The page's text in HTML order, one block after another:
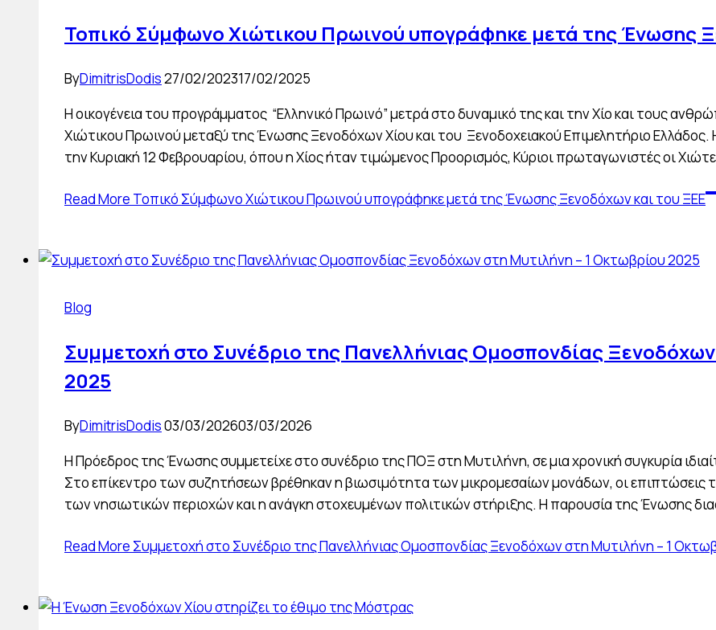
Τοπικό Σύμφωνο Χιώτικου Πρωινού υπογράφηκε μετά της Ένωσης
ByDimitrisDodis27/02/202317/02/2025
Η οικογένεια του προγράμματος “Ελληνικό Πρωινό” μετρά στο δυναμικό της και την Χίο και τους
Χιώτικου Πρωινού μεταξύ της Ένωσης Ξενοδόχων Χίου και του Ξενοδοχειακού Επιμελητήριο Ελλάδος.
την Κυριακή 12 Φεβρουαρίου, όπου η Χίος ήταν τιμώμενος Προορισμός, Κύριοι πρωταγωνιστές οι
Read More Τοπικό Σύμφωνο Χιώτικου Πρωινού υπογράφηκε μετά της Ένωσης Ξενοδόχων και του ΞΕΕ
Blog
Συμμετοχή στο Συνέδριο της Πανελλήνιας Ομοσπονδίας
2025
ByDimitrisDodis03/03/202603/03/2026
Η Πρόεδρος της Ένωσης συμμετείχε στο συνέδριο της ΠΟΞ στη Μυτιλήνη, σε μια χρονική συγκυρία
Στο επίκεντρο των συζητήσεων βρέθηκαν η βιωσιμότητα των μικρομεσαίων μονάδων, οι επιπτώσεις
των νησιωτικών περιοχών και η ανάγκη στοχευμένων πολιτικών στήριξης. Η παρουσία της Ένωσης
Read More Συμμετοχή στο Συνέδριο της Πανελλήνιας Ομοσπονδίας Ξενοδόχων στη Μυτιλήνη – 1